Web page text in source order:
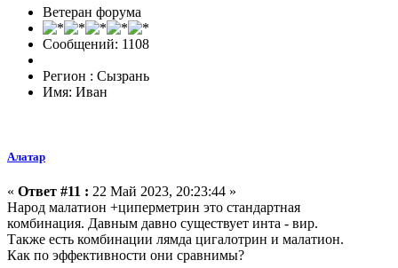
Ветеран форума
Сообщений: 1108
Регион : Сызрань
Имя: Иван
Алатар
« Ответ #11 : 22 Май 2023, 20:23:44 »
Народ малатион +циперметрин это стандартная
комбинация. Давным давно существует инта - вир.
Также есть комбинации лямда цигалотрин и малатион.
Как по эффективности они сравнимы?